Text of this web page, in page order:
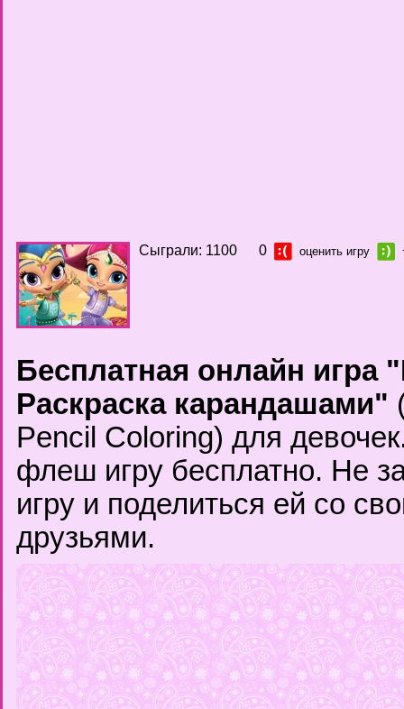
Сыграли: 1100 0 оценить игру
Бесплатная онлайн
Раскраска карандашами"
Pencil Coloring) для
флеш игру бесплатно. Не
игру и поделиться ей со
друзьями.